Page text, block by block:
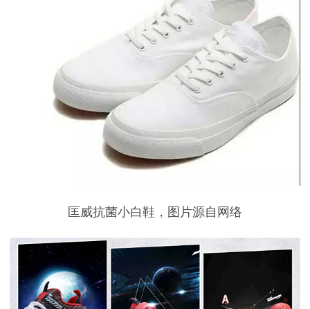
匡威抗菌小白鞋，图片源自网络